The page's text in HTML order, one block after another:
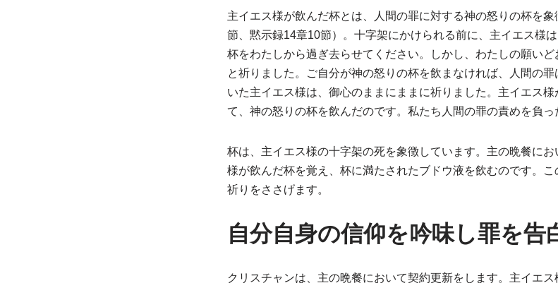
主イエス様が飲んだ杯とは、人間の罪に対する神の怒りの杯を
節、黙示録14章10節）。十字架にかけられる前に、主イエス様
杯をわたしから過ぎ去らせてください。しかし、わたしの願いど
と祈りました。ご自分が神の怒りの杯を飲まなければ、人間の
いた主イエス様は、御心のままにままに祈りました。主イエス
て、神の怒りの杯を飲んだのです。私たち人間の罪の責めを負っ
杯は、主イエス様の十字架の死を象徴しています。主の晩餐に
様が飲んだ杯を覚え、杯に満たされたブドウ液を飲むのです。
祈りをささげます。
自分自身の信仰を吟味し罪を告
クリスチャンは、主の晩餐において契約更新をします。主イエ